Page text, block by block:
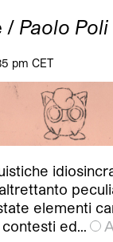
/ Paolo Poli
pm CET
elementi
ed…